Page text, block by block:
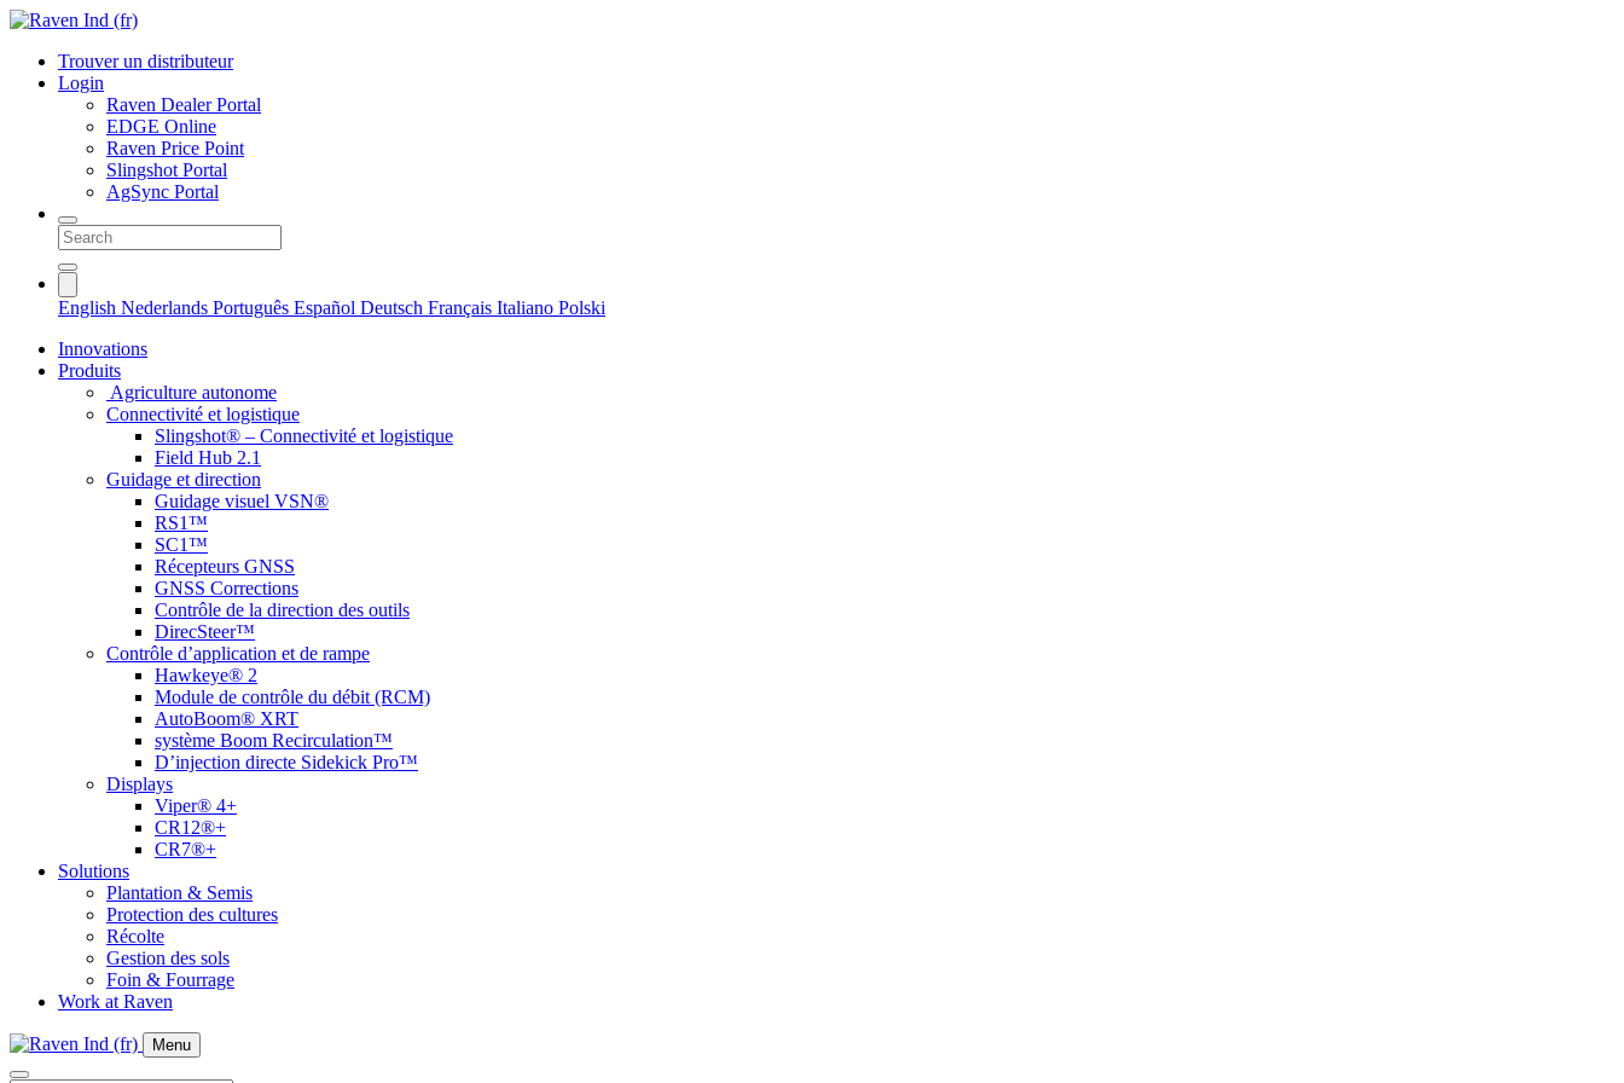
Trouver un distributeur
Login
Raven Dealer Portal
EDGE Online
Raven Price Point
Slingshot Portal
AgSync Portal
English Nederlands Português Español Deutsch Français Italiano Polski
Innovations
Produits
Agriculture autonome
Connectivité et logistique
Slingshot® – Connectivité et logistique
Field Hub 2.1
Guidage et direction
Guidage visuel VSN®
RS1™
SC1™
Récepteurs GNSS
GNSS Corrections
Contrôle de la direction des outils
DirecSteer™
Contrôle d’application et de rampe
Hawkeye® 2
Module de contrôle du débit (RCM)
AutoBoom® XRT
système Boom Recirculation™
D’injection directe Sidekick Pro™
Displays
Viper® 4+
CR12®+
CR7®+
Solutions
Plantation & Semis
Protection des cultures
Récolte
Gestion des sols
Foin & Fourrage
Work at Raven
Menu